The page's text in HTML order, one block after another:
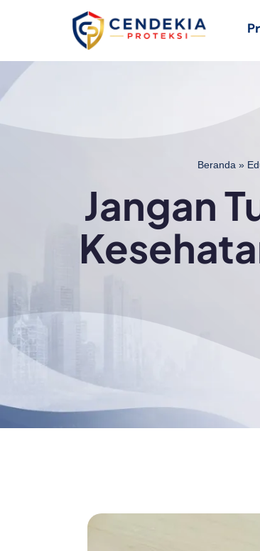
Beranda »
Jangan